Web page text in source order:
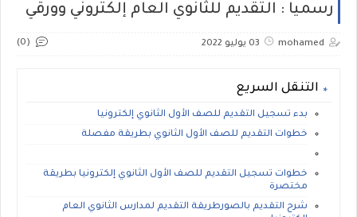
رسميا : التقديم للثانوي العام إلكتروني وورقي
mohamed 03 يوليو 2022 (0)
التنقل السريع
بدء تسجيل التقديم للصف الأول الثانوي إلكترونيا
خطوات التقديم للصف الأول الثانوي بطريقة مفصلة
خطوات تسجيل التقديم للصف الأول الثانوي إلكترونيا بطريقة
مختصرة
شرح التقديم بالصورطريقة التقديم لمدارس الثانوي العام